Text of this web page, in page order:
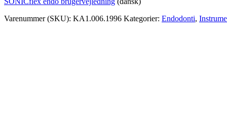
Varenummer (SKU): KA1.006.1996 Kategorier: Endodonti,